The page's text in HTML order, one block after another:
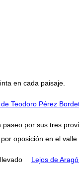
en cada paisaje.
Teodoro Pérez
por sus tres
oposición en el valle
Lejos de